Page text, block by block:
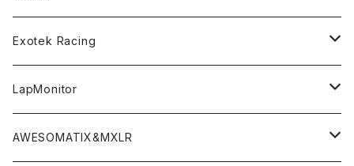
Option Parts For TRF420,420X
Option Parts For TA08/TA08R
TA08
Option Parts For XRAY T4
CREST ESC
CREST X EVO
CRESR RS120
CREST Stocki Motor
CREST Modi Motor
LMH （1/10 190mm）
Accessories＜バッグ/その他製品＞
Stencils＜エアブラシ用ステンシル＞
SP1＜組立キット／スペアー＆オプションパーツ＞
SP1-F＜組立キット／スペアー＆オプションパーツ＞
Awesomatix
Bodyshell Accessories
Setup Tools
Pit Accessories
Exotek Racing
Bodies
F1ULTRA
LapMonitor
Decoder
AWESOMATIX&MXLR